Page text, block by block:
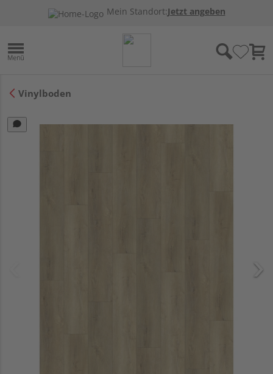
Mein Standort:Jetzt angeben
Vinylboden